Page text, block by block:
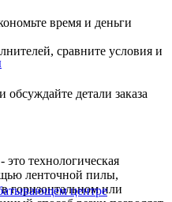
центре
время и деньги
сравните условия и
детали заказа
это технологическая
ленточной пилы,
горизонтальном или